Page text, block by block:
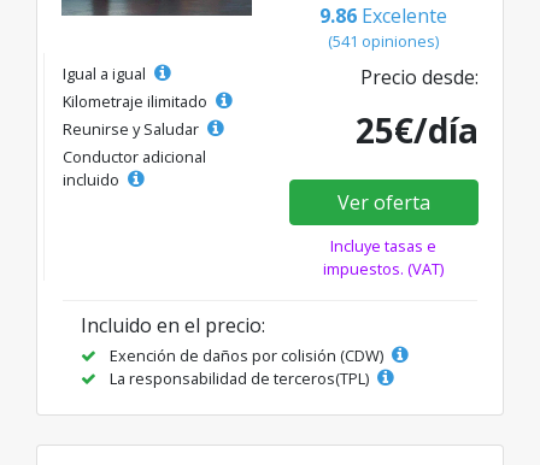
9.86 Excelente
(541 opiniones)
Igual a igual
Kilometraje ilimitado
Reunirse y Saludar
Conductor adicional
incluido
Precio desde:
25€/día
Ver oferta
Incluye tasas e
impuestos. (VAT)
Incluido en el precio:
Exención de daños por colisión (CDW)
La responsabilidad de terceros(TPL)